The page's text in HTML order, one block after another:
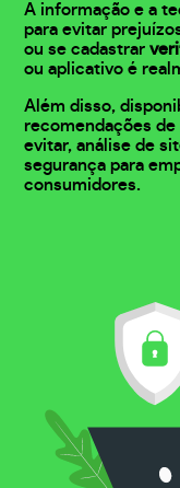
A informação e a
para evitar
ou se cadastrar
ou aplicativo é
Além disso,
recomendações
evitar, análise de
segurança para
consumidores.